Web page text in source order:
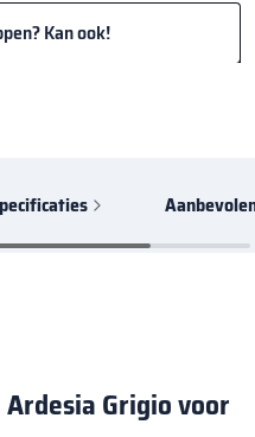
Kan ook!
Grigio voor